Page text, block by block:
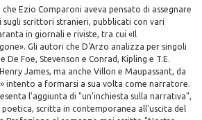
Ezio Comparoni aveva pensato di assegnare
sugli scrittori stranieri, pubblicati con vari
in giornali e riviste, tra cui «Il
Gli autori che D'Arzo analizza per singoli
De Foe, Stevenson e Conrad, Kipling e T.E.
James, ma anche Villon e Maupassant, da
intento a formarsi a sua volta come narratore.
l'aggiunta di "un'inchiesta sulla narrativa",
poetica, scritta in contemporanea all'uscita del